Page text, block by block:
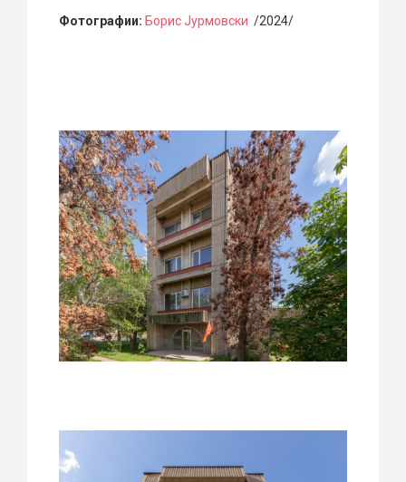
Фотографии: Борис Јурмовски /2024/